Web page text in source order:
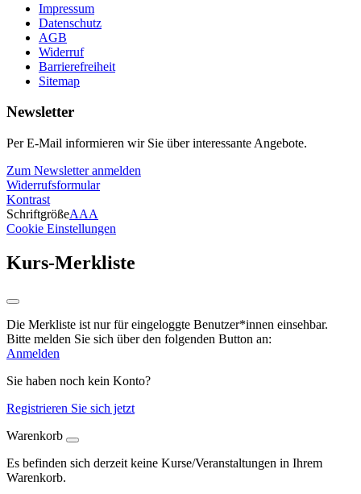
Impressum
Datenschutz
AGB
Widerruf
Barrierefreiheit
Sitemap
Newsletter
Per E-Mail informieren wir Sie über interessante Angebote.
Zum Newsletter anmelden
Widerrufsformular
Kontrast
SchriftgrößeAAA
Cookie Einstellungen
Kurs-Merkliste
Die Merkliste ist nur für eingeloggte Benutzer*innen einsehbar.
Bitte melden Sie sich über den folgenden Button an:
Anmelden
Sie haben noch kein Konto?
Registrieren Sie sich jetzt
Warenkorb
Es befinden sich derzeit keine Kurse/Veranstaltungen in Ihrem
Warenkorb.